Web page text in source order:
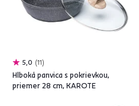
5,0 11
Hlboká panvica s pokrievkou,
priemer 28 cm, KAROTE